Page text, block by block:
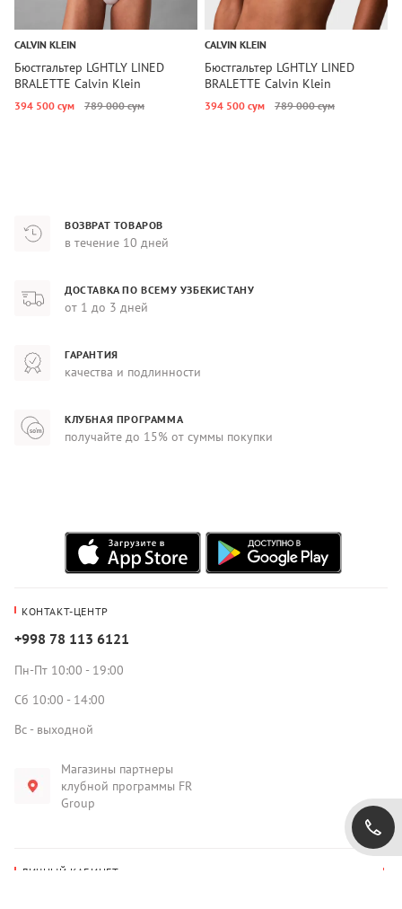
CALVIN KLEIN
Бюстгальтер LGHTLY LINED
BRALETTE Calvin Klein
394 500 сум 789 000 сум
CALVIN KLEIN
Бюстгальтер LGHTLY LINED
BRALETTE Calvin Klein
394 500 сум 789 000 сум
ВОЗВРАТ ТОВАРОВ
в течение 10 дней
ДОСТАВКА ПО ВСЕМУ УЗБЕКИСТАНУ
от 1 до 3 дней
ГАРАНТИЯ
качества и подлинности
КЛУБНАЯ ПРОГРАММА
получайте до 15% от суммы покупки
КОНТАКТ-ЦЕНТР
+998 78 113 6121
Пн-Пт 10:00 - 19:00
Сб 10:00 - 14:00
Вс - выходной
Магазины партнеры
клубной программы FR
Group
ЛИЧНЫЙ КАБИНЕТ